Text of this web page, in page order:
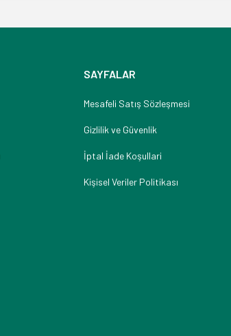
SAYFALAR
Mesafeli Satış Sözleşmesi
Gizlilik ve Güvenlik
İptal İade Koşullari
Kişisel Veriler Politikası